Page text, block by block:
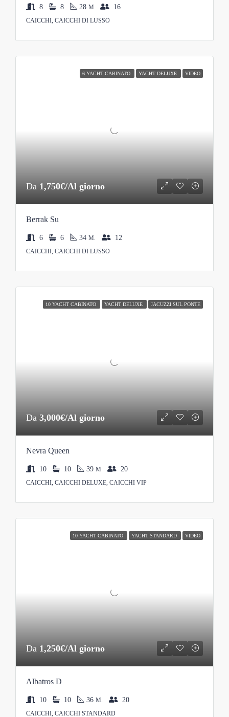
8 8 28 M 16
CAICCHI, CAICCHI DI LUSSO
6 YACHT CABINATO YACHT DELUXE VIDEO
Da 1,750€/Al giorno
Berrak Su
6 6 34 M. 12
CAICCHI, CAICCHI DI LUSSO
10 YACHT CABINATO YACHT DELUXE JACUZZI SUL PONTE
Da 3,000€/Al giorno
Nevra Queen
10 10 39 M 20
CAICCHI, CAICCHI DELUXE, CAICCHI VIP
10 YACHT CABINATO YACHT STANDARD VIDEO
Da 1,250€/Al giorno
Albatros D
10 10 36 M. 20
CAICCHI, CAICCHI STANDARD